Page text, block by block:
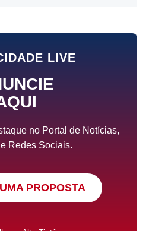
LIVE
no Portal de Notícias,
Redes Sociais.
PROPOSTA